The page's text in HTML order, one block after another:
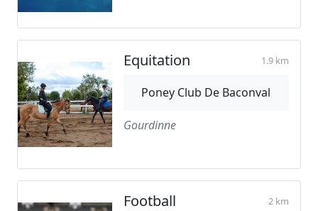
Equitation 1.9 km
Poney Club De Baconval
Gourdinne
Football 2 km